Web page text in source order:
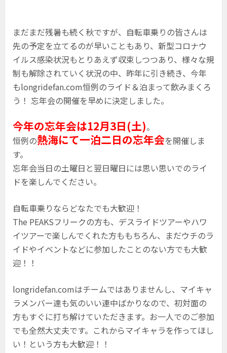
まだまだ残暑も続く秋ですが、自転車乗りの皆さんは
先の予定を立てるのが早いこともあり、新型コロナウ
イルス感染状況もとりあえず収束しつつあり、様々な規
制も解除されていく状況の中、昨年に引き続き、今年
もlongridefan.com恒例のライド＆泊まって飲みまくろ
う！ 忘年会の開催を早めに決定しました。
今年の忘年会は12月3日(土)。
恒例の熱海にて一泊二日の忘年会を開催しま
す。
忘年会当日の土曜日と翌日曜日には思い思いでのライ
ドを楽しんでください。
自転車乗りならどなたでも大歓迎！
The PEAKSフリークの方も、デスライドツアーやハワ
イツアーで楽しんでくれた方ももちろん、まだウチのラ
イドやイベントなどに参加したことのない方でも大歓
迎！！
longridefan.comはチームではありませんし、マイキャ
ラメンバー達も気のいい連中ばかりなので、初対面の
方もすぐに打ち解けていただきます。お一人でのご参加
でも全然大丈夫です。これからマイキャラを作ってほし
い！という方も大歓迎！！